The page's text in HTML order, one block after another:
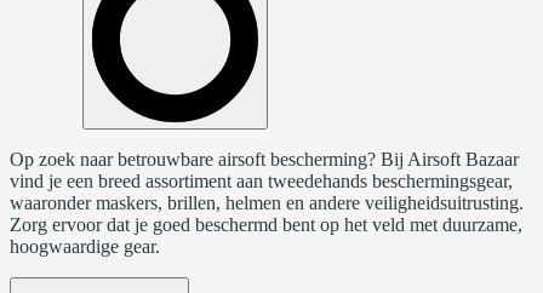
Op zoek naar betrouwbare airsoft bescherming? Bij Airsoft Bazaar
vind je een breed assortiment aan tweedehands beschermingsgear,
waaronder maskers, brillen, helmen en andere veiligheidsuitrusting.
Zorg ervoor dat je goed beschermd bent op het veld met duurzame,
hoogwaardige gear.